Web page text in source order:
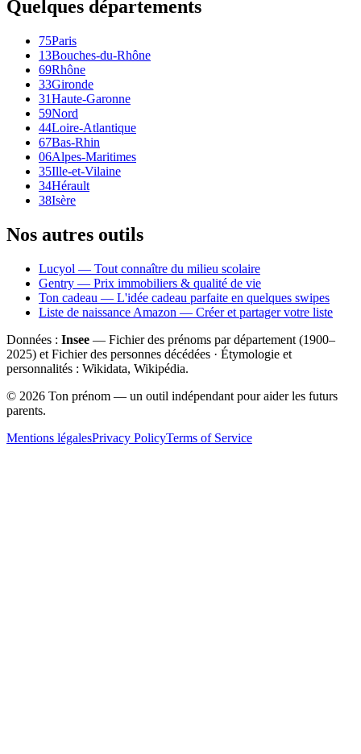
Quelques départements
75Paris
13Bouches-du-Rhône
69Rhône
33Gironde
31Haute-Garonne
59Nord
44Loire-Atlantique
67Bas-Rhin
06Alpes-Maritimes
35Ille-et-Vilaine
34Hérault
38Isère
Nos autres outils
Lucyol — Tout connaître du milieu scolaire
Gentry — Prix immobiliers & qualité de vie
Ton cadeau — L'idée cadeau parfaite en quelques swipes
Liste de naissance Amazon — Créer et partager votre liste
Données : Insee — Fichier des prénoms par département (1900–
2025) et Fichier des personnes décédées · Étymologie et
personnalités : Wikidata, Wikipédia.
© 2026 Ton prénom — un outil indépendant pour aider les futurs
parents.
Mentions légalesPrivacy PolicyTerms of Service